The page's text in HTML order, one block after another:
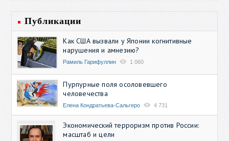
Публикации
Как США вызвали у Японии когнитивные
нарушения и амнезию?
Рамиль Гарифуллин 1 060
Пурпурные поля осоловевшего
человечества
Елена Кондратьева-Сальгеро 4 731
Экономический терроризм против России:
масштаб и цели